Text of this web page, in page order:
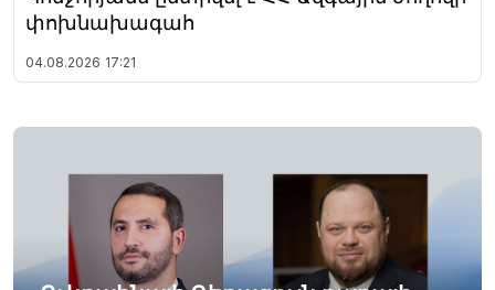
փոխնախագահ
04.08.2026 17:21